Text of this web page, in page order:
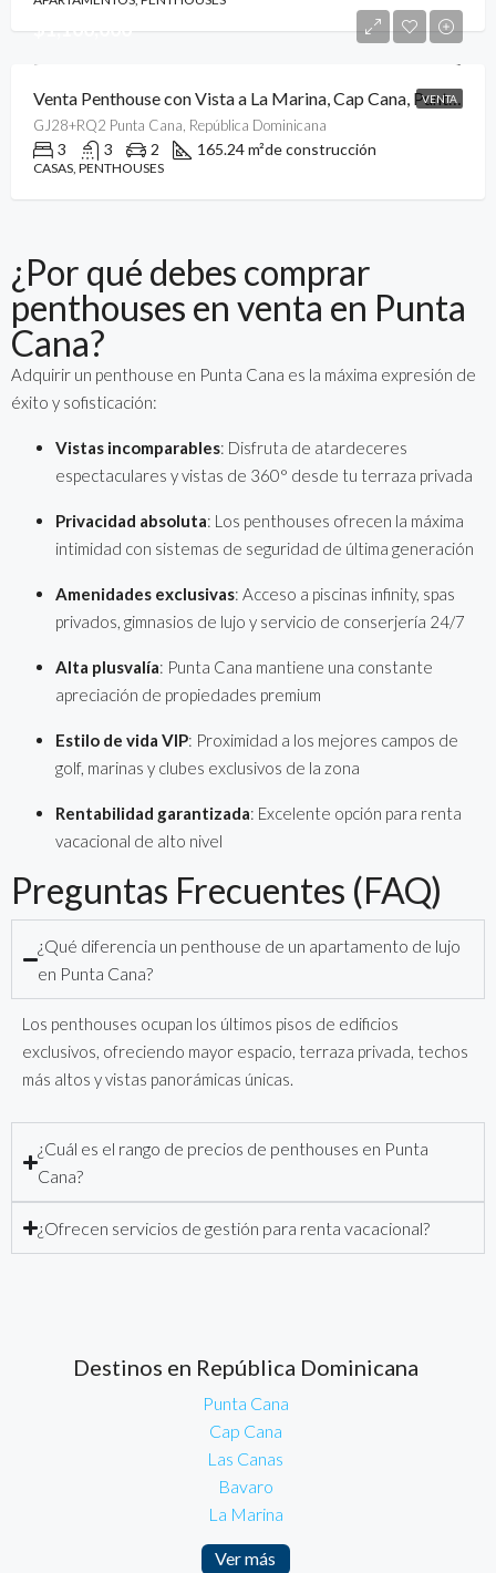
VENTA
$1,100,000
Venta Penthouse con Vista a La Marina, Cap Cana, Punta Cana
GJ28+RQ2 Punta Cana, República Dominicana
3 3 2 165.24 m²de construcción
CASAS, PENTHOUSES
¿Por qué debes comprar
penthouses en venta en Punta
Cana?
Adquirir un penthouse en Punta Cana es la máxima expresión de
éxito y sofisticación:
Vistas incomparables: Disfruta de atardeceres
espectaculares y vistas de 360° desde tu terraza privada
Privacidad absoluta: Los penthouses ofrecen la máxima
intimidad con sistemas de seguridad de última generación
Amenidades exclusivas: Acceso a piscinas infinity, spas
privados, gimnasios de lujo y servicio de conserjería 24/7
Alta plusvalía: Punta Cana mantiene una constante
apreciación de propiedades premium
Estilo de vida VIP: Proximidad a los mejores campos de
golf, marinas y clubes exclusivos de la zona
Rentabilidad garantizada: Excelente opción para renta
vacacional de alto nivel
Preguntas Frecuentes (FAQ)
¿Qué diferencia un penthouse de un apartamento de lujo
en Punta Cana?
Los penthouses ocupan los últimos pisos de edificios
exclusivos, ofreciendo mayor espacio, terraza privada, techos
más altos y vistas panorámicas únicas.
¿Cuál es el rango de precios de penthouses en Punta
Cana?
¿Ofrecen servicios de gestión para renta vacacional?
Destinos en República Dominicana
Punta Cana
Cap Cana
Las Canas
Bavaro
La Marina
Ver más